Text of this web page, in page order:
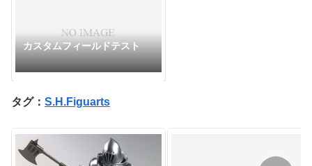
カスタムフィールドテスト
タグ： S.H.Figuarts